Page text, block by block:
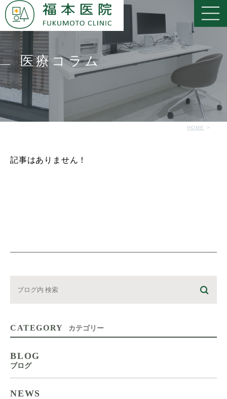
医療コラム
HOME
記事はありません！
CATEGORY カテゴリー
BLOG
ブログ
NEWS